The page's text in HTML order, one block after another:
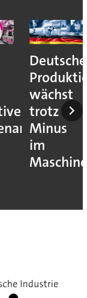
Deutsche
wächst
trotz
Minus
im